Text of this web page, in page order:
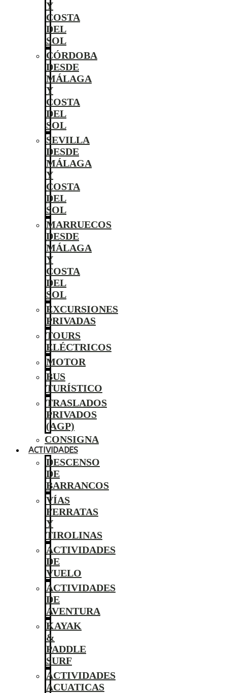
Y
COSTA
DEL
SOL
CÓRDOBA
DESDE
MÁLAGA
Y
COSTA
DEL
SOL
SEVILLA
DESDE
MÁLAGA
Y
COSTA
DEL
SOL
MARRUECOS
DESDE
MÁLAGA
Y
COSTA
DEL
SOL
EXCURSIONES
PRIVADAS
TOURS
ELÉCTRICOS
MOTOR
BUS
TURÍSTICO
TRASLADOS
PRIVADOS
(AGP)
CONSIGNA
ACTIVIDADES
DESCENSO
DE
BARRANCOS
VÍAS
FERRATAS
Y
TIROLINAS
ACTIVIDADES
DE
VUELO
ACTIVIDADES
DE
AVENTURA
KAYAK
&
PADDLE
SURF
ACTIVIDADES
ACUATICAS